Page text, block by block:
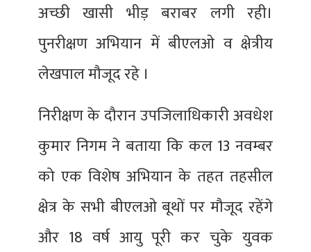
अच्छी खासी भीड़ बराबर लगी रही।
पुनरीक्षण अभियान में बीएलओ व क्षेत्रीय
लेखपाल मौजूद रहे ।
निरीक्षण के दौरान उपजिलाधिकारी अवधेश
कुमार निगम ने बताया कि कल 13 नवम्बर
को एक विशेष अभियान के तहत तहसील
क्षेत्र के सभी बीएलओ बूथों पर मौजूद रहेंगे
और 18 वर्ष आयु पूरी कर चुके युवक